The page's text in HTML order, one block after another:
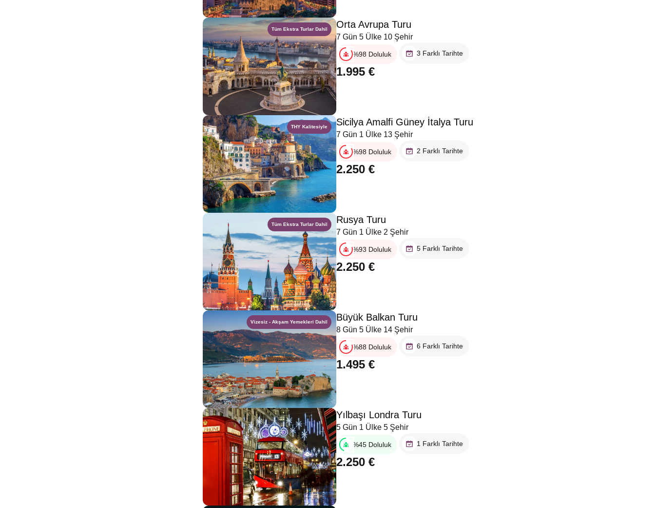
Tüm Ekstra Turlar Dahil Orta Avrupa Turu
7 Gün 5 Ülke 10 Şehir
%98 Doluluk 3 Farklı Tarihte
1.995 €
THY Kalitesiyle Sicilya Amalfi Güney İtalya Turu
7 Gün 1 Ülke 13 Şehir
%98 Doluluk 2 Farklı Tarihte
2.250 €
Tüm Ekstra Turlar Dahil Rusya Turu
7 Gün 1 Ülke 2 Şehir
%93 Doluluk 5 Farklı Tarihte
2.250 €
Vizesiz - Akşam Yemekleri Dahil Büyük Balkan Turu
8 Gün 5 Ülke 14 Şehir
%88 Doluluk 6 Farklı Tarihte
1.495 €
Yılbaşı Londra Turu
5 Gün 1 Ülke 5 Şehir
%45 Doluluk 1 Farklı Tarihte
2.250 €